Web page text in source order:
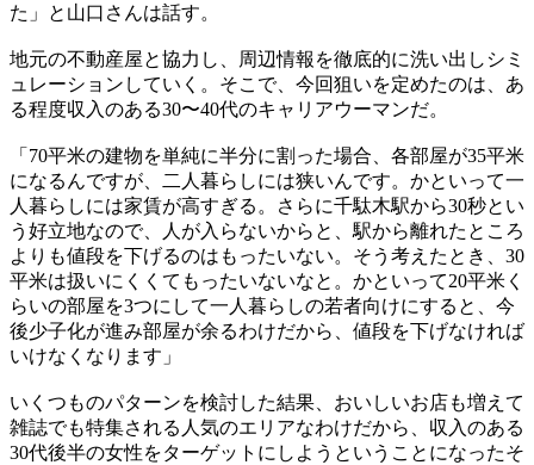
た」と山口さんは話す。
地元の不動産屋と協力し、周辺情報を徹底的に洗い出しシミ
ュレーションしていく。そこで、今回狙いを定めたのは、あ
る程度収入のある30〜40代のキャリアウーマンだ。
「70平米の建物を単純に半分に割った場合、各部屋が35平米
になるんですが、二人暮らしには狭いんです。かといって一
人暮らしには家賃が高すぎる。さらに千駄木駅から30秒とい
う好立地なので、人が入らないからと、駅から離れたところ
よりも値段を下げるのはもったいない。そう考えたとき、30
平米は扱いにくくてもったいないなと。かといって20平米く
らいの部屋を3つにして一人暮らしの若者向けにすると、今
後少子化が進み部屋が余るわけだから、値段を下げなければ
いけなくなります」
いくつものパターンを検討した結果、おいしいお店も増えて
雑誌でも特集される人気のエリアなわけだから、収入のある
30代後半の女性をターゲットにしようということになったそ